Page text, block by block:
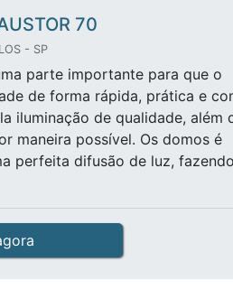
70
- SP
parte importante para que o
de forma rápida, prática e
iluminação de qualidade, além
maneira possível. Os domos é
perfeita difusão de luz,